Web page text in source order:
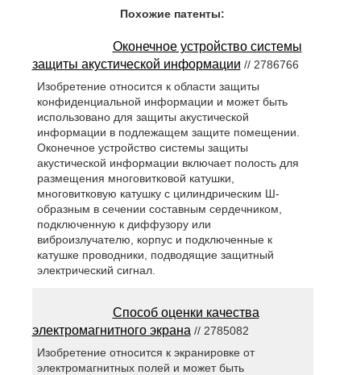
Похожие патенты:
Оконечное устройство системы
защиты акустической информации // 2786766
Изобретение относится к области защиты
конфиденциальной информации и может быть
использовано для защиты акустической
информации в подлежащем защите помещении.
Оконечное устройство системы защиты
акустической информации включает полость для
размещения многовитковой катушки,
многовитковую катушку с цилиндрическим Ш-
образным в сечении составным сердечником,
подключенную к диффузору или
виброизлучателю, корпус и подключенные к
катушке проводники, подводящие защитный
электрический сигнал.
Способ оценки качества
электромагнитного экрана // 2785082
Изобретение относится к экранировке от
электромагнитных полей и может быть